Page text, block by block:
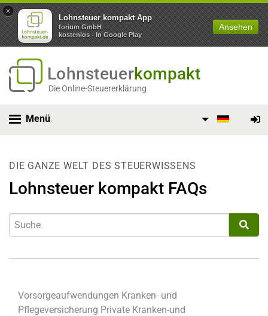
×
Lohnsteuer kompakt App
forium GmbH
kostenlos - In Google Play
Ansehen
Lohnsteuerkompakt
Die Online-Steuererklärung
Menü
DIE GANZE WELT DES STEUERWISSENS
Lohnsteuer kompakt FAQs
Vorsorgeaufwendungen Kranken- und
Pflegeversicherung Private Kranken-und